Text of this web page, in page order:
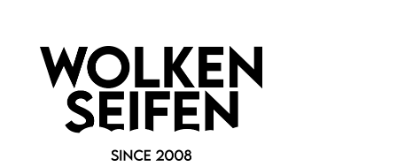
Informationen
Gesetzliche Informationen
Wissenswertes